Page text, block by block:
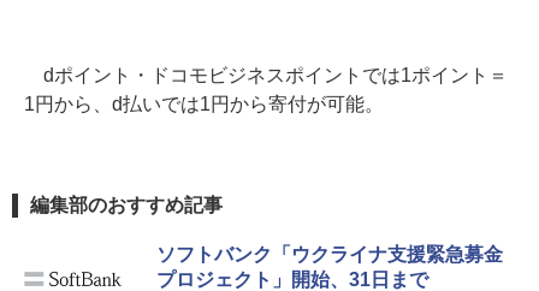
dポイント・ドコモビジネスポイントでは1ポイント＝
1円から、d払いでは1円から寄付が可能。
編集部のおすすめ記事
ソフトバンク「ウクライナ支援緊急募金
プロジェクト」開始、31日まで